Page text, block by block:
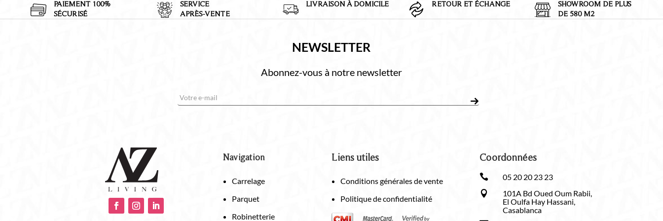
PAIEMENT 100%
SÉCURISÉ
SERVICE
APRÈS-VENTE
LIVRAISON À DOMICILE RETOUR ET ÉCHANGE
SHOWROOM DE PLUS
DE 580 M2
NEWSLETTER
Abonnez-vous à notre newsletter
Navigation
Carrelage
Parquet
Robinetterie
Liens utiles
Conditions générales de vente
Politique de confidentialité
Coordonnées
 05 20 20 23 23

101A Bd Oued Oum Rabii,
El Oulfa Hay Hassani,
Casablanca